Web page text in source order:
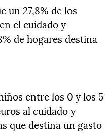
un 27,8% de los
el cuidado y
de hogares destina
entre los 0 y los 5
al cuidado y
que destina un gasto